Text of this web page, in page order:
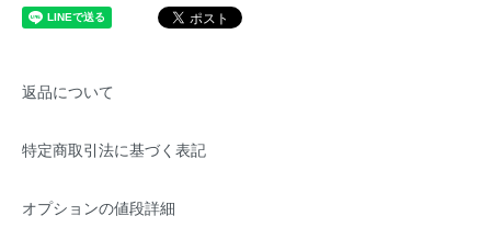
返品について
特定商取引法に基づく表記
オプションの値段詳細